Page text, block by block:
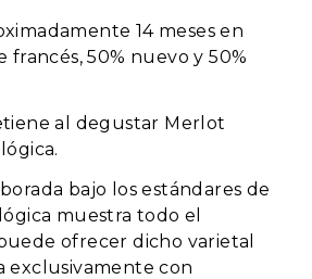
14 meses en
francés, 50% nuevo y 50%
al degustar Merlot
bajo los estándares de
muestra todo el
ofrecer dicho varietal
exclusivamente con